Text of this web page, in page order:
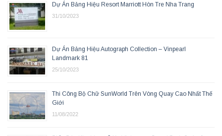
Dự Án Bảng Hiệu Resort Marriott Hòn Tre Nha Trang
31/10/2023
Dự Án Bảng Hiệu Autograph Collection – Vinpearl
Landmark 81
25/10/2023
Thi Công Bộ Chữ SunWorld Trên Vòng Quay Cao Nhất Thế
Giới
11/08/2022